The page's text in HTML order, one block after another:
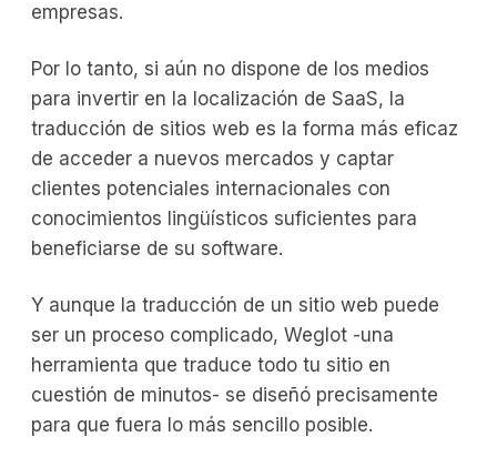
empresas.
Por lo tanto, si aún no dispone de los medios
para invertir en la localización de SaaS, la
traducción de sitios web es la forma más eficaz
de acceder a nuevos mercados y captar
clientes potenciales internacionales con
conocimientos lingüísticos suficientes para
beneficiarse de su software.
Y aunque la traducción de un sitio web puede
ser un proceso complicado, Weglot -una
herramienta que traduce todo tu sitio en
cuestión de minutos- se diseñó precisamente
para que fuera lo más sencillo posible.